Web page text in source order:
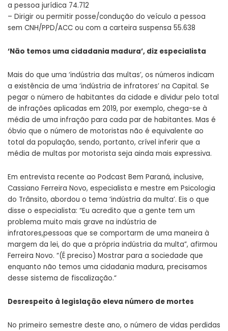
a pessoa jurídica 74.712
– Dirigir ou permitir posse/condução do veículo a pessoa
sem CNH/PPD/ACC ou com a carteira suspensa 55.638
‘Não temos uma cidadania madura’, diz especialista
Mais do que uma ‘indústria das multas’, os números indicam
a existência de uma ‘indústria de infratores’ na Capital. Se
pegar o número de habitantes da cidade e dividur pelo total
de infrações aplicadas em 2019, por exemplo, chega-se à
média de uma infração para cada par de habitantes. Mas é
óbvio que o número de motoristas não é equivalente ao
total da população, sendo, portanto, crível inferir que a
média de multas por motorista seja ainda mais expressiva.
Em entrevista recente ao Podcast Bem Paraná, inclusive,
Cassiano Ferreira Novo, especialista e mestre em Psicologia
do Trânsito, abordou o tema ‘indústria da multa’. Eis o que
disse o especialista: “Eu acredito que a gente tem um
problema muito mais grave na indústria de
infratores,pessoas que se comportarm de uma maneira à
margem da lei, do que a própria indústria da multa”, afirmou
Ferreira Novo. “(É preciso) Mostrar para a sociedade que
enquanto não temos uma cidadania madura, precisamos
desse sistema de fiscalização.“
Desrespeito à legislação eleva número de mortes
No primeiro semestre deste ano, o número de vidas perdidas